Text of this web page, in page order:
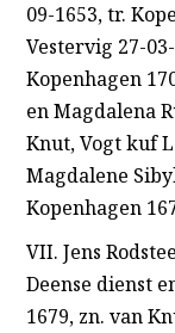
09-1653, tr.
Vestervig 27-
Kopenhagen
en Magdalena
Knut, Vogt kuf
Magdalene
Kopenhagen
VII. Jens
Deense dienst
1679, zn. van